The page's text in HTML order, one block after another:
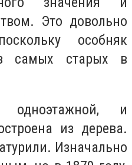
Это довольно
особняк
самых старых в
одноэтажной, и
из дерева.
Изначально